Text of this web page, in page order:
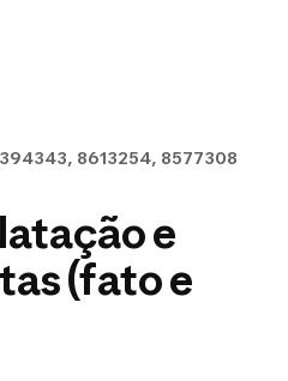
8613254, 8577308
e
(fato e